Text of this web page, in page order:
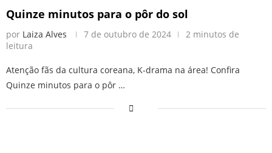
Quinze minutos para o pôr do sol
por Laiza Alves 7 de outubro de 2024
2 minutos de
leitura
Atenção fãs da cultura coreana, K-drama na área! Confira
Quinze minutos para o pôr …